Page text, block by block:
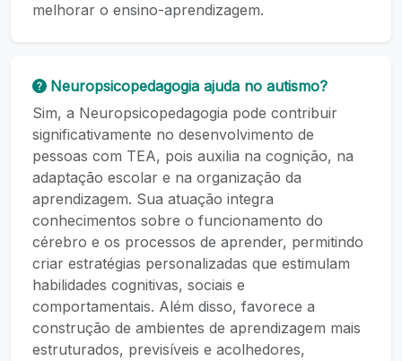
melhorar o ensino-aprendizagem.
Neuropsicopedagogia ajuda no autismo?
Sim, a Neuropsicopedagogia pode contribuir
significativamente no desenvolvimento de
pessoas com TEA, pois auxilia na cognição, na
adaptação escolar e na organização da
aprendizagem. Sua atuação integra
conhecimentos sobre o funcionamento do
cérebro e os processos de aprender, permitindo
criar estratégias personalizadas que estimulam
habilidades cognitivas, sociais e
comportamentais. Além disso, favorece a
construção de ambientes de aprendizagem mais
estruturados, previsíveis e acolhedores,